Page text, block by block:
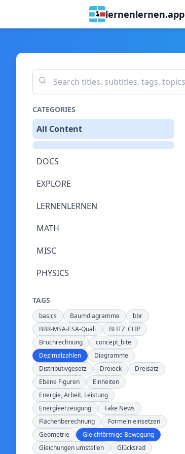
lernenlernen.app
CATEGORIES
All Content
DOCS
EXPLORE
LERNENLERNEN
MATH
MISC
PHYSICS
TAGS
basics Baumdiagramme
bbr
BBR-MSA-ESA-Quali
BLITZ_CLIP
Bruchrechnung
concept_bite
Dezimalzahlen
Diagramme
Distributivgesetz
Dreieck
Dreisatz
Ebene Figuren
Einheiten
Energie, Arbeit, Leistung
Energieerzeugung
Fake News
Flächenberechnung
Formeln einsetzen
Geometrie
Gleichförmige Bewegung
Gleichungen umstellen
Glücksrad